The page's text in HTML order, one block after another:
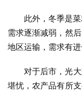
此外，冬季是
需求逐渐减弱，然
地区运输，需求有进
对于后市，光
堪忧，农产品有所